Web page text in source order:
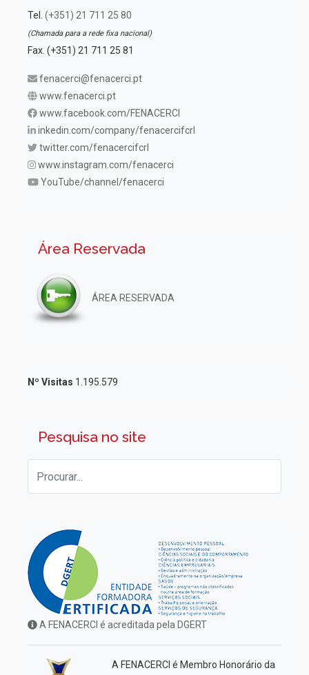
Tel. (+351) 21 711 25 80
(Chamada para a rede fixa nacional)
Fax. (+351) 21 711 25 81
fenacerci@fenacerci.pt
www.fenacerci.pt
www.facebook.com/FENACERCI
inkedin.com/company/fenacercifcrl
twitter.com/fenacercifcrl
www.instagram.com/fenacerci
YouTube/channel/fenacerci
Área Reservada
ÁREA RESERVADA
Nº Visitas 1.195.579
Pesquisa no site
A FENACERCI é acreditada pela DGERT
A FENACERCI é Membro Honorário da